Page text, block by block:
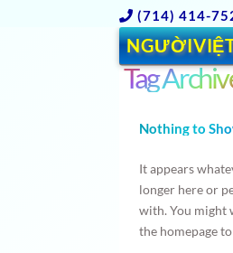
(714) 414-
Tag
Nothing to
It appears
longer here or
with. You might
the homepage